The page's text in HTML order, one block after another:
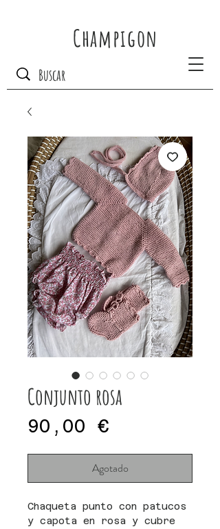
Champigon
Conjunto rosa
90,00 €
Agotado
Chaqueta punto con patucos
y capota en rosa y cubre